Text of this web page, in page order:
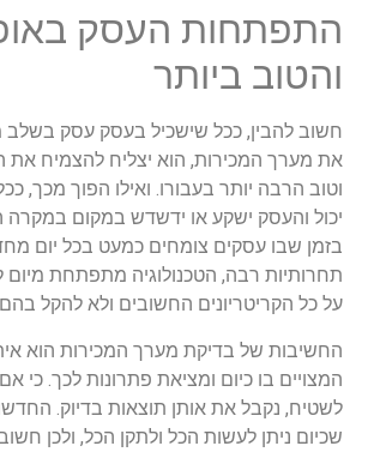
התפתחות העסק
והטוב ביותר
חשוב להבין, ככל שישכיל בעסק עסק בשלב
את מערך המכירות, הוא יצליח להצמיח את
וטוב הרבה יותר בעבורו. ואילו הפוך מכך,
יכול והעסק ישקע או ידשדש במקום במקרה
בזמן שבו עסקים צומחים כמעט בכל יום
תחרותיות רבה, הטכנולוגיה מתפתחת מיום
על כל הקריטריונים החשובים ולא להקל
החשיבות של בדיקת מערך המכירות הוא
המצויים בו כיום ומציאת פתרונות לכך.
לשטיח, נקבל את אותן תוצאות בדיוק.
שכיום ניתן לעשות הכל ולתקן הכל, ולכן